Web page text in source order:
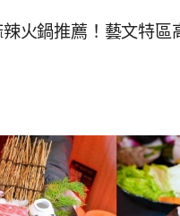
火鍋推薦！藝文特區